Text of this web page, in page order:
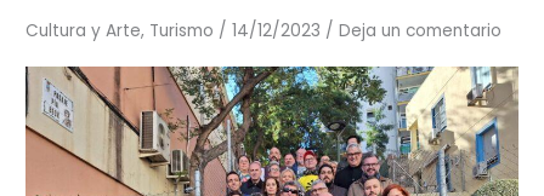
Cultura y Arte, Turismo /14/12/2023 /Deja un comentario